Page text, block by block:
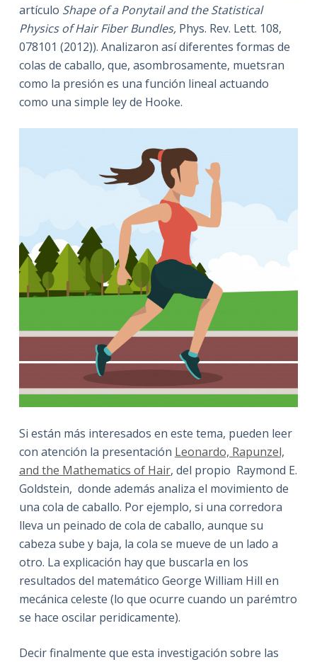
artículo Shape of a Ponytail and the Statistical
Physics of Hair Fiber Bundles,Phys. Rev. Lett. 108,
078101 (2012)). Analizaron así diferentes formas de
colas de caballo, que, asombrosamente, muetsran
como la presión es una función lineal actuando
como una simple ley de Hooke.
Si están más interesados en este tema, pueden leer
con atención la presentación Leonardo, Rapunzel,
and the Mathematics of Hair, del propio Raymond E.
Goldstein, donde además analiza el movimiento de
una cola de caballo. Por ejemplo, si una corredora
lleva un peinado de cola de caballo, aunque su
cabeza sube y baja, la cola se mueve de un lado a
otro. La explicación hay que buscarla en los
resultados del matemático George William Hill en
mecánica celeste (lo que ocurre cuando un parémtro
se hace oscilar peridicamente).
Decir finalmente que esta investigación sobre las